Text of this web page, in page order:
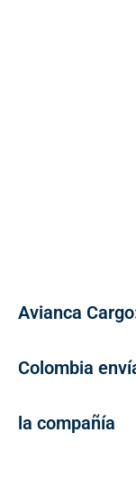
Avianca
Colombia
la compañía